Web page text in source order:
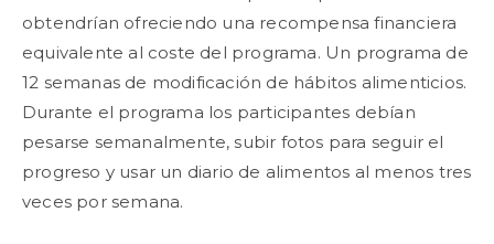
obtendrían ofreciendo una recompensa financiera
equivalente al coste del programa. Un programa de
12 semanas de modificación de hábitos alimenticios.
Durante el programa los participantes debían
pesarse semanalmente, subir fotos para seguir el
progreso y usar un diario de alimentos al menos tres
veces por semana.